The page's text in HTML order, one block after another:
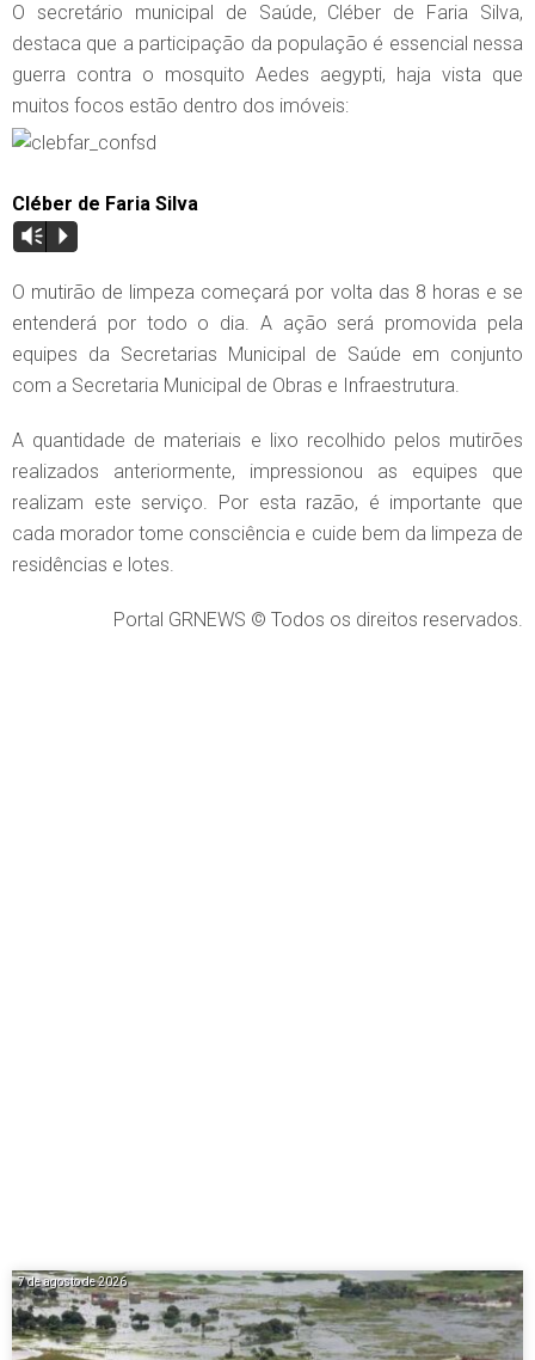
O secretário municipal de Saúde, Cléber de Faria Silva,
destaca que a participação da população é essencial nessa
guerra contra o mosquito Aedes aegypti, haja vista que
muitos focos estão dentro dos imóveis:
Cléber de Faria Silva
Vm P
O mutirão de limpeza começará por volta das 8 horas e se
entenderá por todo o dia. A ação será promovida pela
equipes da Secretarias Municipal de Saúde em conjunto
com a Secretaria Municipal de Obras e Infraestrutura.
A quantidade de materiais e lixo recolhido pelos mutirões
realizados anteriormente, impressionou as equipes que
realizam este serviço. Por esta razão, é importante que
cada morador tome consciência e cuide bem da limpeza de
residências e lotes.
Portal GRNEWS © Todos os direitos reservados.
7 de agosto de 2026